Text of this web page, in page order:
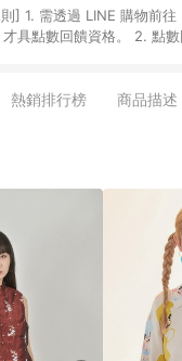
] 1. 需透過 LINE 購物前
具點數回饋資格。 2. 點
此限。 6. APP 請更新至
紅包活動說明為準。 11.
熱銷排行榜 商品描述